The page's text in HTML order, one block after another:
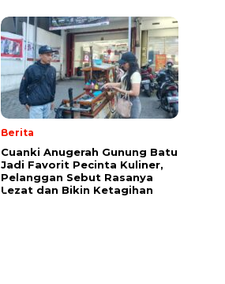
Berita
Cuanki Anugerah Gunung Batu
Jadi Favorit Pecinta Kuliner,
Pelanggan Sebut Rasanya
Lezat dan Bikin Ketagihan